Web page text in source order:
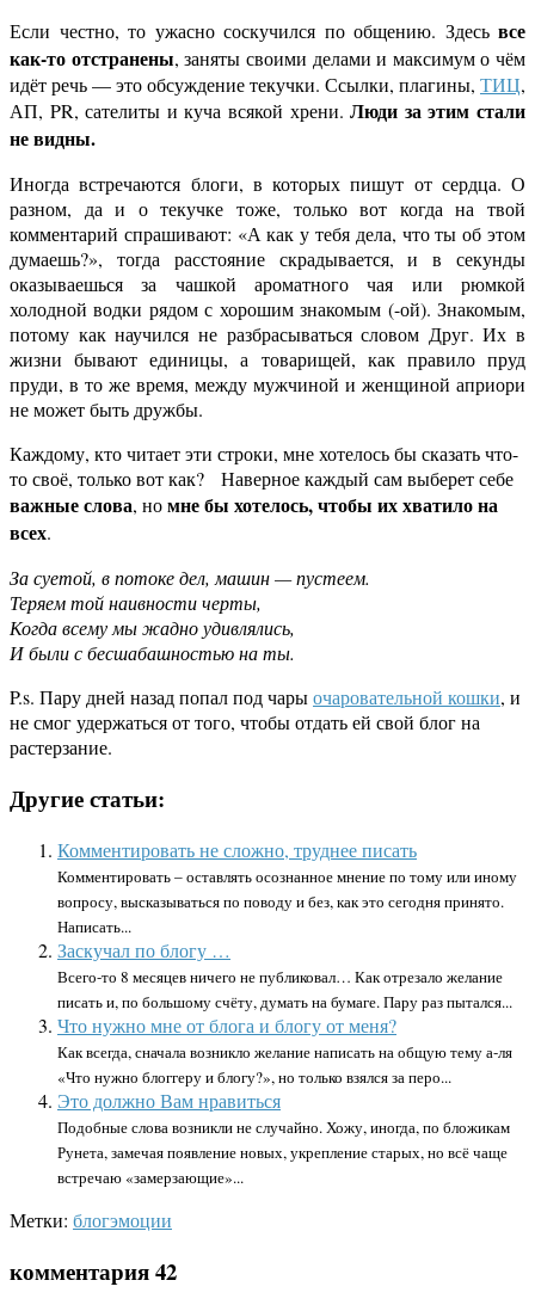
Если честно, то ужасно соскучился по общению. Здесь все
как-то отстранены, заняты своими делами и максимум о чём
идёт речь — это обсуждение текучки. Ссылки, плагины, ТИЦ,
АП, PR, сателиты и куча всякой хрени.Люди за этим стали
не видны.
Иногда встречаются блоги, в которых пишут от сердца. О
разном, да и о текучке тоже, только вот когда на твой
комментарий спрашивают: «А как у тебя дела, что ты об этом
думаешь?», тогда расстояние скрадывается, и в секунды
оказываешься за чашкой ароматного чая или рюмкой
холодной водки рядом с хорошим знакомым (-ой). Знакомым,
потому как научился не разбрасываться словом Друг. Их в
жизни бывают единицы, а товарищей, как правило пруд
пруди, в то же время, между мужчиной и женщиной априори
не может быть дружбы.
Каждому, кто читает эти строки, мне хотелось бы сказать что-
то своё, только вот как? Наверное каждый сам выберет себе
важные слова, номне бы хотелось, чтобы их хватило на
всех.
За суетой, в потоке дел, машин — пустеем.
Теряем той наивности черты,
Когда всему мы жадно удивлялись,
И были с бесшабашностью на ты.
P.s. Пару дней назад попал под чарыочаровательной кошки, и
не смог удержаться от того, чтобы отдать ей свой блог на
растерзание.
Другие статьи:
Комментировать не сложно, труднее писать
Комментировать – оставлять осознанное мнение по тому или иному
вопросу, высказываться по поводу и без, как это сегодня принято.
Написать...
Заскучал по блогу …
Всего-то 8 месяцев ничего не публиковал… Как отрезало желание
писать и, по большому счёту, думать на бумаге. Пару раз пытался...
Что нужно мне от блога и блогу от меня?
Как всегда, сначала возникло желание написать на общую тему а-ля
«Что нужно блоггеру и блогу?», но только взялся за перо...
Это должно Вам нравиться
Подобные слова возникли не случайно. Хожу, иногда, по бложикам
Рунета, замечая появление новых, укрепление старых, но всё чаще
встречаю «замерзающие»...
Метки: блогэмоции
комментария 42